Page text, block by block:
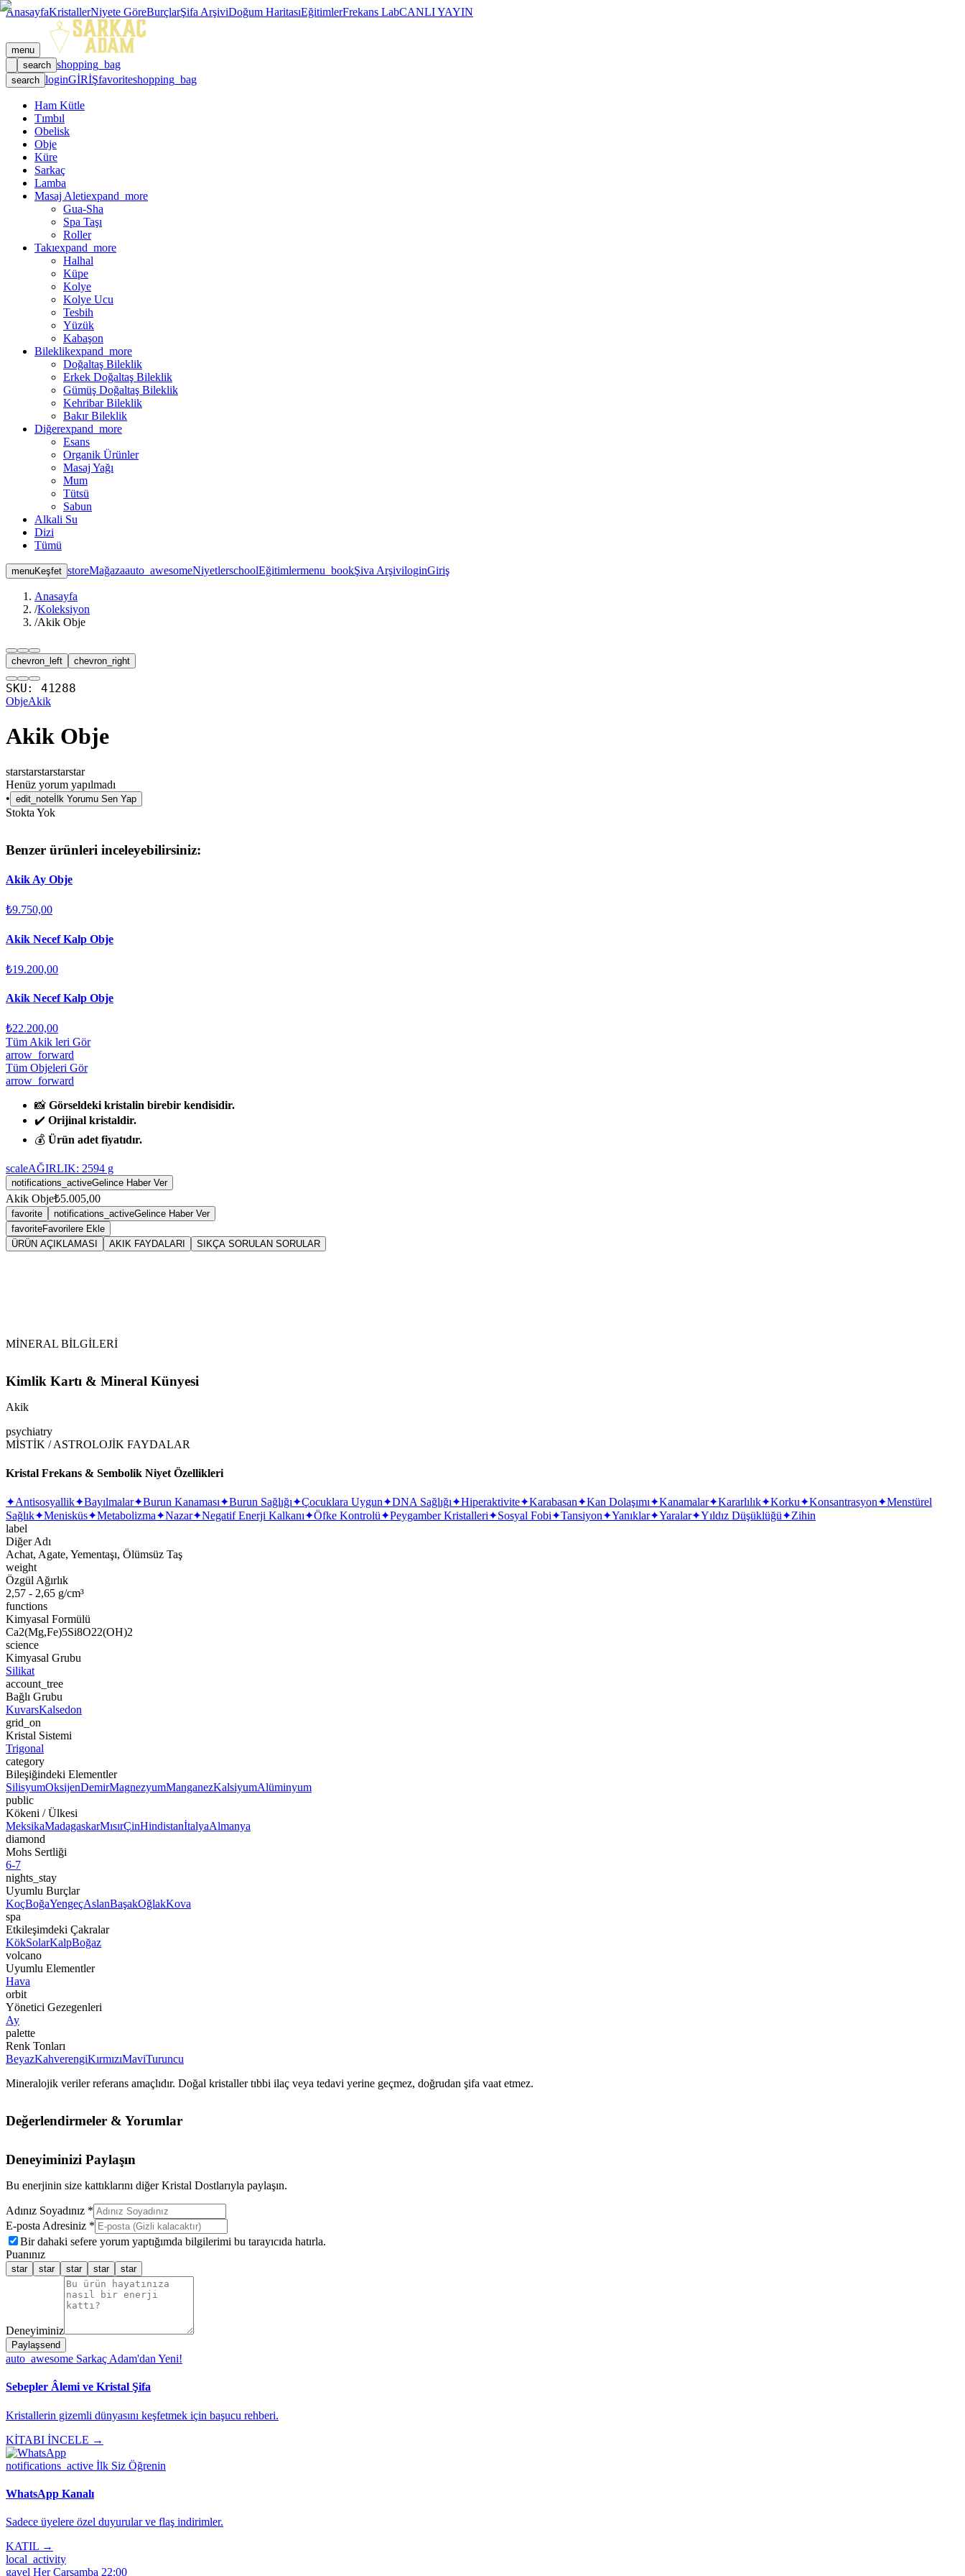
AnasayfaKristallerNiyete GöreBurçlarŞifa ArşiviDoğum HaritasıEğitimlerFrekans LabCANLI YAYIN
menu
search shopping_bag
search loginGİRİŞfavoriteshopping_bag
Ham Kütle
Tımbıl
Obelisk
Obje
Küre
Sarkaç
Lamba
Masaj Aletiexpand_more
Gua-Sha
Spa Taşı
Roller
Takıexpand_more
Halhal
Küpe
Kolye
Kolye Ucu
Tesbih
Yüzük
Kabaşon
Bileklikexpand_more
Doğaltaş Bileklik
Erkek Doğaltaş Bileklik
Gümüş Doğaltaş Bileklik
Kehribar Bileklik
Bakır Bileklik
Diğerexpand_more
Esans
Organik Ürünler
Masaj Yağı
Mum
Tütsü
Sabun
Alkali Su
Dizi
Tümü
menuKeşfet storeMağazaauto_awesomeNiyetlerschoolEğitimlermenu_bookŞiva ArşiviloginGiriş
Anasayfa
/Koleksiyon
/Akik Obje
chevron_left chevron_right
SKU: 41288
ObjeAkik
Akik Obje
starstarstarstarstar
Henüz yorum yapılmadı
• edit_note İlk Yorumu Sen Yap
Stokta Yok
Benzer ürünleri inceleyebilirsiniz:
Akik Ay Obje
₺9.750,00
Akik Necef Kalp Obje
₺19.200,00
Akik Necef Kalp Obje
₺22.200,00
Tüm Akik leri Gör
arrow_forward
Tüm Objeleri Gör
arrow_forward
📸 Görseldeki kristalin birebir kendisidir.
✔️ Orijinal kristaldir.
💰 Ürün adet fiyatıdır.
scaleAĞIRLIK: 2594 g
notifications_activeGelince Haber Ver
Akik Obje₺5.005,00
favorite notifications_activeGelince Haber Ver
favoriteFavorilere Ekle
ÜRÜN AÇIKLAMASI
AKIK FAYDALARI SIKÇA SORULAN SORULAR
MİNERAL BİLGİLERİ
Kimlik Kartı & Mineral Künyesi
Akik
psychiatry
MİSTİK / ASTROLOJİK FAYDALAR
Kristal Frekans & Sembolik Niyet Özellikleri
✦Antisosyallik✦Bayılmalar✦Burun Kanaması✦Burun Sağlığı✦Çocuklara Uygun✦DNA Sağlığı✦Hiperaktivite✦Karabasan✦Kan Dolaşımı✦Kanamalar✦Kararlılık✦Korku✦Konsantrasyon✦Menstürel
Sağlık✦Menisküs✦Metabolizma✦Nazar✦Negatif Enerji Kalkanı✦Öfke Kontrolü✦Peygamber Kristalleri✦Sosyal Fobi✦Tansiyon✦Yanıklar✦Yaralar✦Yıldız Düşüklüğü✦Zihin
label
Diğer Adı
Achat, Agate, Yementaşı, Ölümsüz Taş
weight
Özgül Ağırlık
2,57 - 2,65 g/cm³
functions
Kimyasal Formülü
Ca2(Mg,Fe)5Si8O22(OH)2
science
Kimyasal Grubu
Silikat
account_tree
Bağlı Grubu
KuvarsKalsedon
grid_on
Kristal Sistemi
Trigonal
category
Bileşiğindeki Elementler
SilisyumOksijenDemirMagnezyumManganezKalsiyumAlüminyum
public
Kökeni / Ülkesi
MeksikaMadagaskarMısırÇinHindistanİtalyaAlmanya
diamond
Mohs Sertliği
6-7
nights_stay
Uyumlu Burçlar
KoçBoğaYengeçAslanBaşakOğlakKova
spa
Etkileşimdeki Çakralar
KökSolarKalpBoğaz
volcano
Uyumlu Elementler
Hava
orbit
Yönetici Gezegenleri
Ay
palette
Renk Tonları
BeyazKahverengiKırmızıMaviTuruncu
Mineralojik veriler referans amaçlıdır. Doğal kristaller tıbbi ilaç veya tedavi yerine geçmez, doğrudan şifa vaat etmez.
Değerlendirmeler & Yorumlar
Deneyiminizi Paylaşın
Bu enerjinin size kattıklarını diğer Kristal Dostlarıyla paylaşın.
Adınız Soyadınız *
E-posta Adresiniz *
Bir dahaki sefere yorum yaptığımda bilgilerimi bu tarayıcıda hatırla.
Puanınız
star star star star star
Deneyiminiz
Paylaşsend
auto_awesome Sarkaç Adam'dan Yeni!
Sebepler Âlemi ve Kristal Şifa
Kristallerin gizemli dünyasını keşfetmek için başucu rehberi.
KİTABI İNCELE →
notifications_active İlk Siz Öğrenin
WhatsApp Kanalı
Sadece üyelere özel duyurular ve flaş indirimler.
KATIL →
local_activity
gavel Her Çarşamba 22:00